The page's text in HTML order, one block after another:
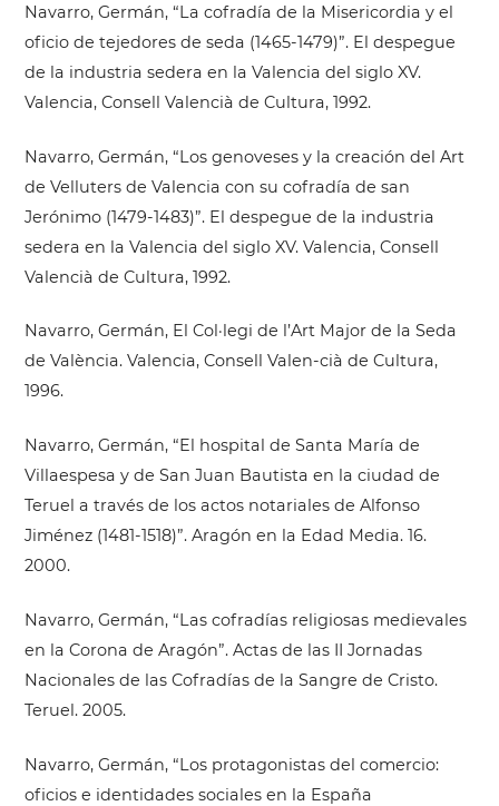
Navarro, Germán, “La cofradía de la Misericordia y el
oficio de tejedores de seda (1465-1479)”. El despegue
de la industria sedera en la Valencia del siglo XV.
Valencia, Consell Valencià de Cultura, 1992.
Navarro, Germán, “Los genoveses y la creación del Art
de Velluters de Valencia con su cofradía de san
Jerónimo (1479-1483)”. El despegue de la industria
sedera en la Valencia del siglo XV. Valencia, Consell
Valencià de Cultura, 1992.
Navarro, Germán, El Col·legi de l’Art Major de la Seda
de València. Valencia, Consell Valen-cià de Cultura,
1996.
Navarro, Germán, “El hospital de Santa María de
Villaespesa y de San Juan Bautista en la ciudad de
Teruel a través de los actos notariales de Alfonso
Jiménez (1481-1518)”. Aragón en la Edad Media. 16.
2000.
Navarro, Germán, “Las cofradías religiosas medievales
en la Corona de Aragón”. Actas de las II Jornadas
Nacionales de las Cofradías de la Sangre de Cristo.
Teruel. 2005.
Navarro, Germán, “Los protagonistas del comercio:
oficios e identidades sociales en la España